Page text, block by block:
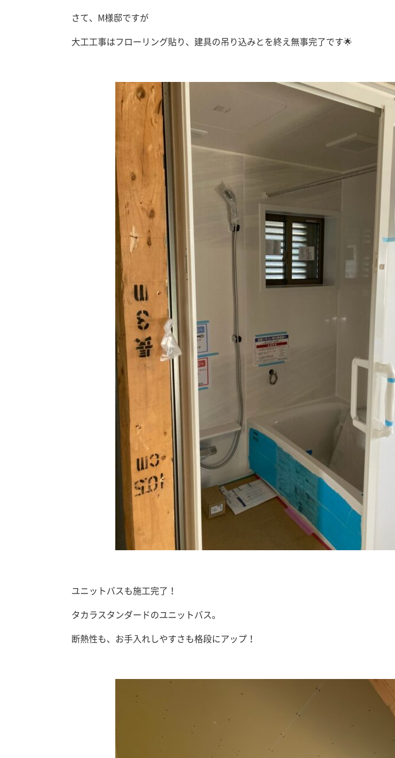
さて、M様邸ですが
大工工事はフローリング貼り、建具の吊り込みとを終え無事完了です🌟
ユニットバスも施工完了！
タカラスタンダードのユニットバス。
断熱性も、お手入れしやすさも格段にアップ！